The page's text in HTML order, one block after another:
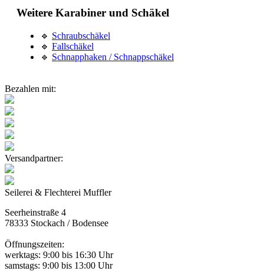
Weitere Karabiner und Schäkel
🔹 Schraubschäkel
🔹 Fallschäkel
🔹 Schnapphaken / Schnappschäkel
Bezahlen mit:
Versandpartner:
Seilerei & Flechterei Muffler
Seerheinstraße 4
78333 Stockach / Bodensee
Öffnungszeiten:
werktags: 9:00 bis 16:30 Uhr
samstags: 9:00 bis 13:00 Uhr